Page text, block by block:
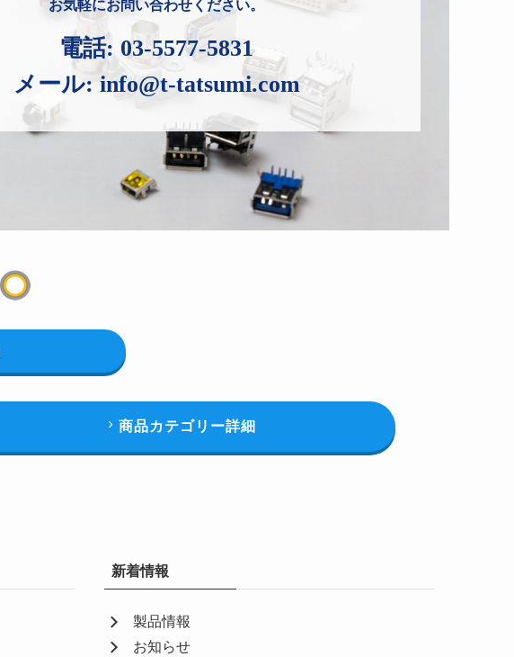
お気軽にお問い合わせください。
電話: 03-5577-5831
メール:info@t-tatsumi.com
商品カテゴリー詳細
新着情報
製品情報
お知らせ